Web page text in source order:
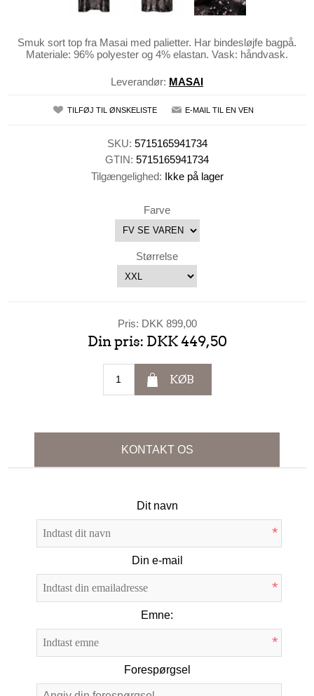
Smuk sort top fra Masai med palietter. Har bindesløjfe bagpå.
Materiale: 96% polyester og 4% elastan. Vask: håndvask.
Leverandør: MASAI
TILFØJ TIL ØNSKELISTE E-MAIL TIL EN VEN
SKU: 5715165941734
GTIN: 5715165941734
Tilgængelighed: Ikke på lager
Farve
Størrelse
Pris: DKK 899,00
Din pris: DKK 449,50
KØB
KONTAKT OS
Dit navn
*
Din e-mail
*
Emne:
*
Forespørgsel